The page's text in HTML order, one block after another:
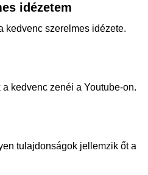
idézetem
kedvenc szerelmes idézete.
a kedvenc zenéi a Youtube-on.
tulajdonságok jellemzik őt a